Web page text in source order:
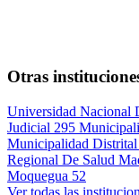
Otras
Universidad Nacional
Judicial 295
Municipalidad
Regional De Salud
Moquegua 52